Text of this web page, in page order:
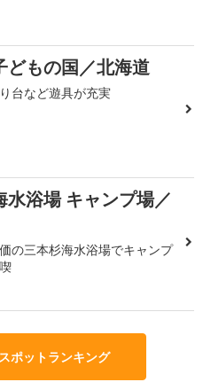
どもの国／北海道
台など遊具が充実
水浴場 キャンプ場／
の三本杉海水浴場でキャンプ
ポットランキング